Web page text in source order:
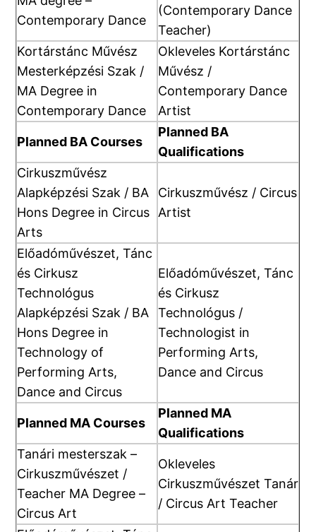
Contemporary Dance
(Contemporary Dance
Teacher)
Kortárstánc Művész
Mesterképzési Szak /
MA Degree in
Contemporary Dance
Okleveles Kortárstánc
Művész /
Contemporary Dance
Artist
Planned BA Courses
Planned BA
Qualifications
Cirkuszművész
Alapképzési Szak / BA
Hons Degree in Circus
Arts
Cirkuszművész / Circus
Artist
Előadóművészet, Tánc
és Cirkusz
Technológus
Alapképzési Szak / BA
Hons Degree in
Technology of
Performing Arts,
Dance and Circus
Előadóművészet, Tánc
és Cirkusz
Technológus /
Technologist in
Performing Arts,
Dance and Circus
Planned MA Courses
Planned MA
Qualifications
Tanári mesterszak –
Cirkuszművészet /
Teacher MA Degree –
Circus Art
Okleveles
Cirkuszművészet Tanár
/ Circus Art Teacher